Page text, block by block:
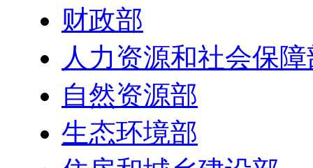
财政部
人力资源和社会保
自然资源部
生态环境部